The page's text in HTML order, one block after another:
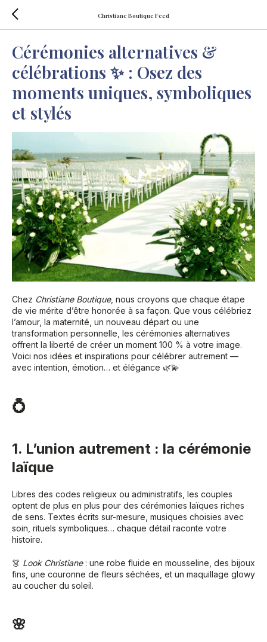
Christiane Boutique Feed
Cérémonies alternatives &
célébrations ✨ : Osez des
moments uniques, symboliques
et stylés
Chez Christiane Boutique, nous croyons que chaque étape
de vie mérite d’être honorée à sa façon. Que vous célébriez
l’amour, la maternité, un nouveau départ ou une
transformation personnelle, les cérémonies alternatives
offrent la liberté de créer un moment 100 % à votre image.
Voici nos idées et inspirations pour célébrer autrement —
avec intention, émotion… et élégance 🌿💫
💍
1. L’union autrement : la cérémonie
laïque
Libres des codes religieux ou administratifs, les couples
optent de plus en plus pour des cérémonies laïques riches
de sens. Textes écrits sur-mesure, musiques choisies avec
soin, rituels symboliques… chaque détail raconte votre
histoire.
👗 Look Christiane: une robe fluide en mousseline, des bijoux
fins, une couronne de fleurs séchées, et un maquillage glowy
au coucher du soleil.
🌸